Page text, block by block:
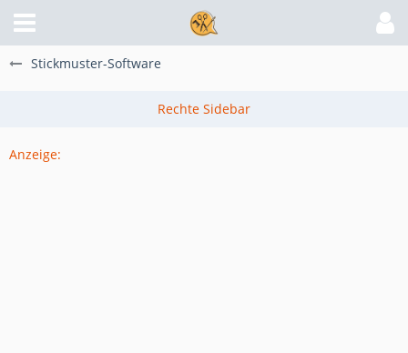
Stickmuster-Software
Anzeige: